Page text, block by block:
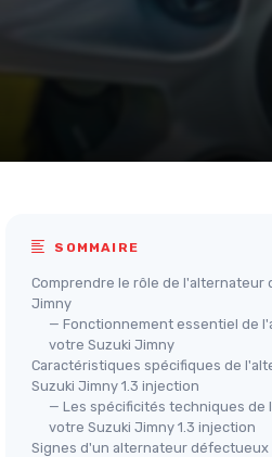
SOMMAIRE
Comprendre le rôle de l'alternateur
Jimny
— Fonctionnement essentiel de
votre Suzuki Jimny
Caractéristiques spécifiques de
Suzuki Jimny 1.3 injection
— Les spécificités techniques de
votre Suzuki Jimny 1.3 injection
Signes d'un alternateur défectueux